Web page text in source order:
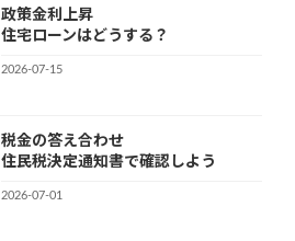
政策金利上昇
住宅ローンはどうする？
2026-07-15
税金の答え合わせ
住民税決定通知書で確認しよう
2026-07-01